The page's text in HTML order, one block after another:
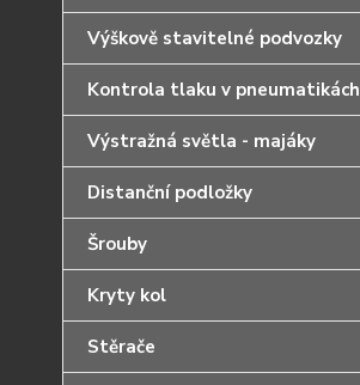
Výškově stavitelné podvozky
Kontrola tlaku v pneumatikách
Výstražná světla - majáky
Distanční podložky
Šrouby
Kryty kol
Stěrače